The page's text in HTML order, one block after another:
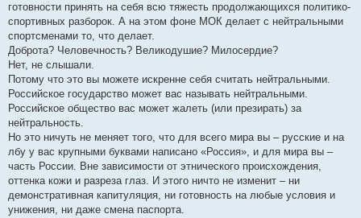
готовности принять на себя всю тяжесть продолжающихся политико-
спортивных разборок. А на этом фоне МОК делает с нейтральными
спортсменами то, что делает.
Доброта? Человечность? Великодушие? Милосердие?
Нет, не слышали.
Потому что это вы можете искренне себя считать нейтральными.
Российское государство может вас называть нейтральными.
Российское общество вас может жалеть (или презирать) за
нейтральность.
Но это ничуть не меняет того, что для всего мира вы – русские и на
лбу у вас крупными буквами написано «Россия», и для мира вы –
часть России. Вне зависимости от этнического происхождения,
оттенка кожи и разреза глаз. И этого ничто не изменит – ни
демонстративная капитуляция, ни готовность на любые условия и
унижения, ни даже смена паспорта.